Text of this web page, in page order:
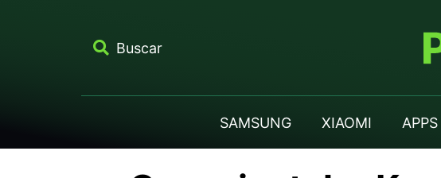
Buscar
SAMSUNG XIAOMI APPS